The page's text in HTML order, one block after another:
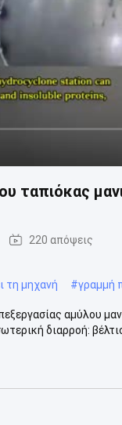
ταπιόκας
220 απόψεις
τη μηχανή #γραμμή
αμύλου
διαρροή: